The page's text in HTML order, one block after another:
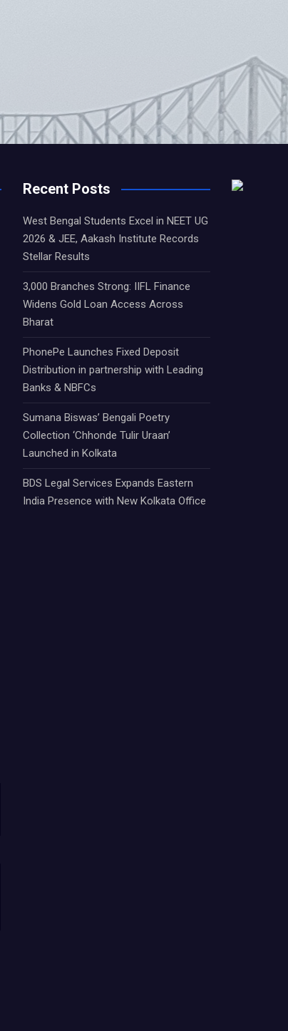
Recent Posts
West Bengal Students Excel in NEET UG
2026 & JEE, Aakash Institute Records
Stellar Results
3,000 Branches Strong: IIFL Finance
Widens Gold Loan Access Across
Bharat
PhonePe Launches Fixed Deposit
Distribution in partnership with Leading
Banks & NBFCs
Sumana Biswas’ Bengali Poetry
Collection ‘Chhonde Tulir Uraan’
Launched in Kolkata
BDS Legal Services Expands Eastern
India Presence with New Kolkata Office